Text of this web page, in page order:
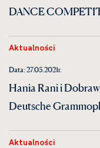
DANCE
Aktualności
Data: 27.05.2021r.
Hania Rani i
Deutsche
Aktualności